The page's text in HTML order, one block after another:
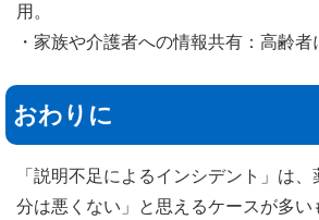
用。
・家族や介護者への情報共有：高齢者
おわりに
「説明不足によるインシデント」は
分は悪くない」と思えるケースが多い